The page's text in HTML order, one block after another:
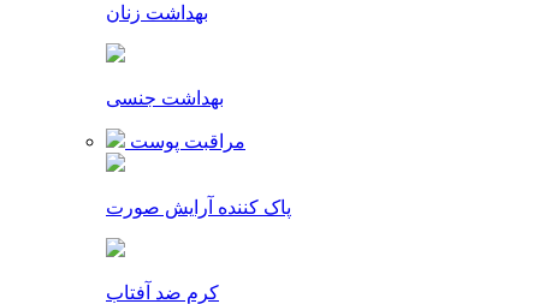
بهداشت زنان
بهداشت جنسی
مراقبت پوست
پاک کننده آرایش صورت
کرم ضد آفتاب